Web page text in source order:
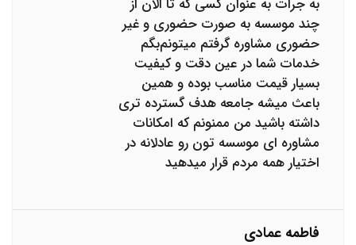
به جرات به عنوان کسی که تا الان از
چند موسسه به صورت حضوری و غیر
حضوری مشاوره گرفتم میتونم‌بگم
خدمات شما در عین دقت و کیفیت
بسیار قیمت مناسب بوده و همین
باعث میشه جامعه هدف گسترده تری
داشته باشید من ممنونم که امکانات
مشاوره ای موسسه تون رو عادلانه در
اختیار همه مردم قرار میدهید
فاطمه عمادی